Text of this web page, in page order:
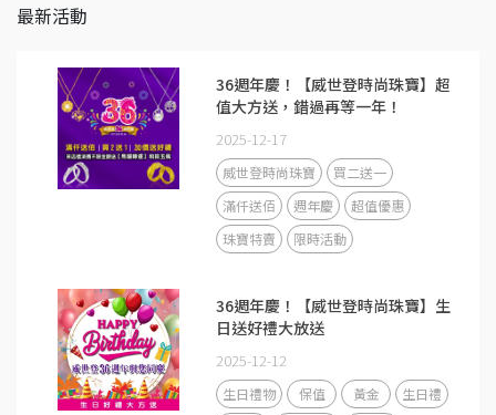
最新活動
36週年慶！【威世登時尚珠寶】超
值大方送，錯過再等一年！
2025-12-17
威世登時尚珠寶
買二送一
滿仟送佰
週年慶
超值優惠
珠寶特賣
限時活動
36週年慶！【威世登時尚珠寶】生
日送好禮大放送
2025-12-12
生日禮物 保值 黃金
生日禮